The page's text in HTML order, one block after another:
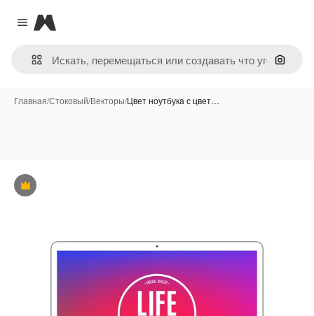
Close menu
Magnific
Поиск
Главная/Стоковый/Векторы/Цвет ноутбука с цвет…
Премиум